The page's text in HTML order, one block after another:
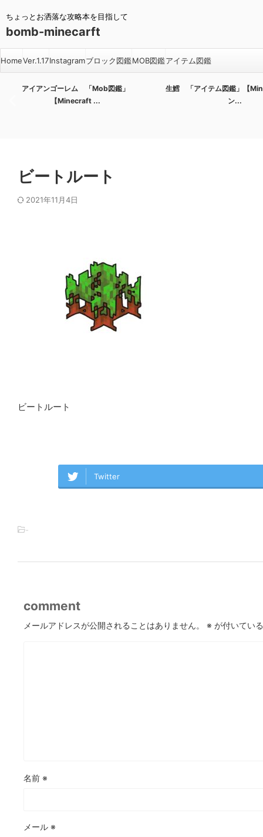
ちょっとお洒落な攻略本を目指して
bomb-minecarft
HomeVer.1.17Instagramブロック図鑑MOB図鑑アイテム図鑑
アイアンゴーレム 「Mob図鑑」
【Minecraft ...
生鱈 「アイテム図鑑」【
ン...
ビートルート
2021年11月4日
ビートルート
Twitter
-
comment
メールアドレスが公開されることはありません。 ※ が付いてい
名前 ※
メール ※